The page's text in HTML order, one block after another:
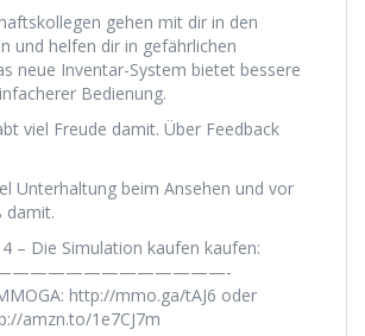
gehen mit dir in den
und helfen dir in gefährlichen
neue Inventar-System bietet bessere
Bedienung.
viel Freude damit. Über Feedback
Unterhaltung beim Ansehen und vor
damit.
– Die Simulation kaufen kaufen:
http://mmo.ga/tAJ6 oder
amzn.to/1e7CJ7m